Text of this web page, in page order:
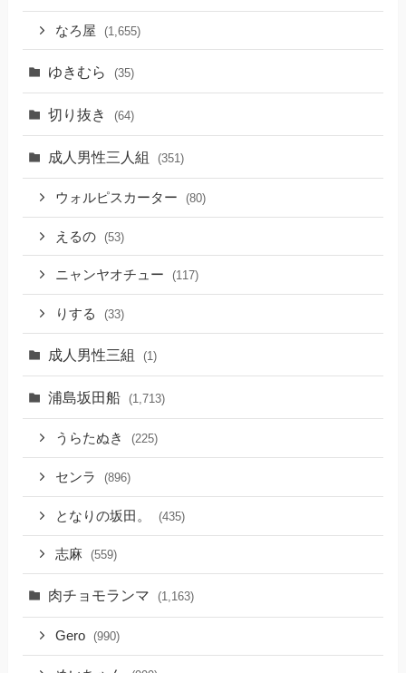
なろ屋 (1,655)
ゆきむら (35)
切り抜き (64)
成人男性三人組 (351)
ウォルピスカーター (80)
えるの (53)
ニャンヤオチュー (117)
りする (33)
成人男性三組 (1)
浦島坂田船 (1,713)
うらたぬき (225)
センラ (896)
となりの坂田。 (435)
志麻 (559)
肉チョモランマ (1,163)
Gero (990)